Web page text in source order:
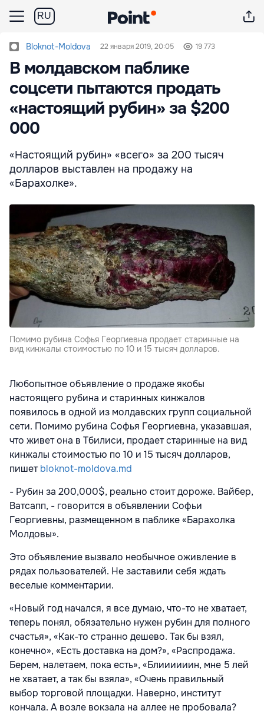
RU
Bloknot-Moldova 22 января 2019, 20:05 19 773
В молдавском паблике
соцсети пытаются продать
«настоящий рубин» за $200
000
«Настоящий рубин» «всего» за 200 тысяч
долларов выставлен на продажу на
«Барахолке».
Помимо рубина Софья Георгиевна продает старинные на
вид кинжалы стоимостью по 10 и 15 тысяч долларов.
Любопытное объявление о продаже якобы
настоящего рубина и старинных кинжалов
появилось в одной из молдавских групп социальной
сети. Помимо рубина Софья Георгиевна, указавшая,
что живет она в Тбилиси, продает старинные на вид
кинжалы стоимостью по 10 и 15 тысяч долларов,
пишетbloknot-moldova.md
- Рубин за 200,000$, реально стоит дороже. Вайбер,
Ватсапп, - говорится в объявлении Софьи
Георгиевны, размещенном в паблике «Барахолка
Молдовы».
Это объявление вызвало необычное оживление в
рядах пользователей. Не заставили себя ждать
веселые комментарии.
«Новый год начался, я все думаю, что-то не хватает,
теперь понял, обязательно нужен рубин для полного
счастья», «Как-то странно дешево. Так бы взял,
конечно», «Есть доставка на дом?», «Распродажа.
Берем, налетаем, пока есть», «Блиииииин, мне 5 лей
не хватает, а так бы взяла», «Очень правильный
выбор торговой площадки. Наверно, институт
кончала. А возле вокзала на аллее не пробовала?